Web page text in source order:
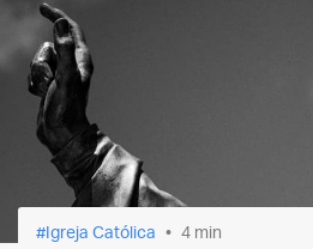
Igreja Católica 4 min